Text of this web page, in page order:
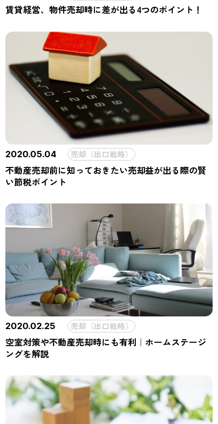
賃貸経営、物件売却時に差が出る4つのポイント！
2020.05.04 売却（出口戦略）
不動産売却前に知っておきたい売却益が出る際の賢
い節税ポイント
2020.02.25 売却（出口戦略）
空室対策や不動産売却時にも有利｜ホームステージ
ングを解説